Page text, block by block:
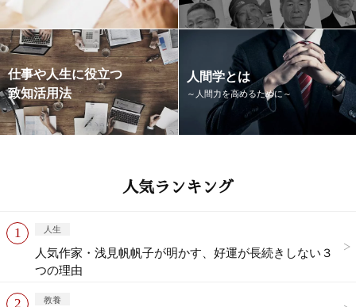
仕事や人生に役立つ
致知活用法
人間学とは
～人間力を高めるために～
人気ランキング
人生
人気作家・浅見帆帆子が明かす、好運が長続きしない３
つの理由
教養